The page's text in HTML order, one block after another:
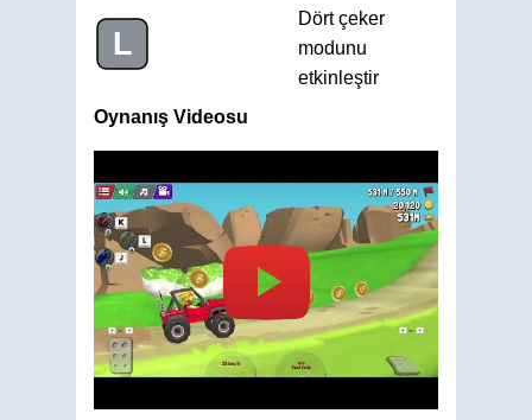
L
Dört çeker
modunu
etkinleştir
Oynanış Videosu